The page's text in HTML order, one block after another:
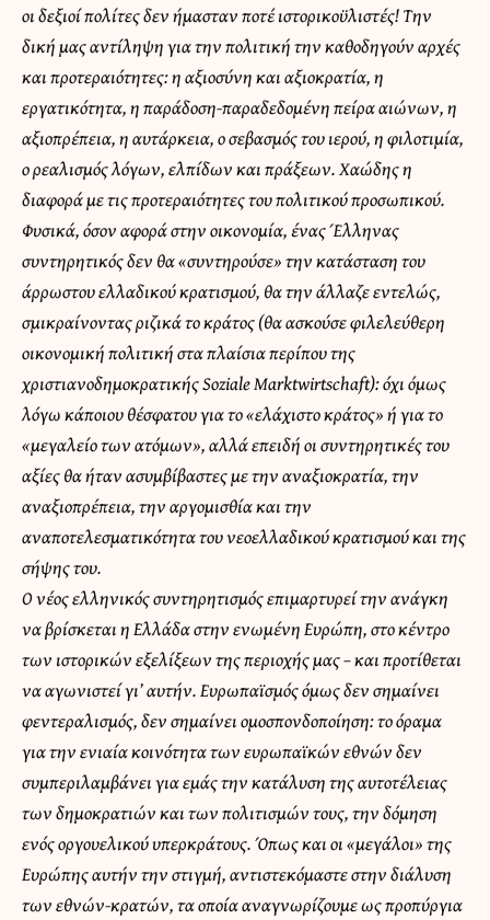
οι δεξιοί πολίτες δεν ήμασταν ποτέ ιστορικοϋλιστές! Την
δική μας αντίληψη για την πολιτική την καθοδηγούν αρχές
και προτεραιότητες: η αξιοσύνη και αξιοκρατία, η
εργατικότητα, η παράδοση-παραδεδομένη πείρα αιώνων, η
αξιοπρέπεια, η αυτάρκεια, ο σεβασμός του ιερού, η φιλοτιμία,
ο ρεαλισμός λόγων, ελπίδων και πράξεων. Χαώδης η
διαφορά με τις προτεραιότητες του πολιτικού προσωπικού.
Φυσικά, όσον αφορά στην οικονομία, ένας Έλληνας
συντηρητικός δεν θα «συντηρούσε» την κατάσταση του
άρρωστου ελλαδικού κρατισμού, θα την άλλαζε εντελώς,
σμικραίνοντας ριζικά το κράτος (θα ασκούσε φιλελεύθερη
οικονομική πολιτική στα πλαίσια περίπου της
χριστιανοδημοκρατικής Soziale Marktwirtschaft): όχι όμως
λόγω κάποιου θέσφατου για το «ελάχιστο κράτος» ή για το
«μεγαλείο των ατόμων», αλλά επειδή οι συντηρητικές του
αξίες θα ήταν ασυμβίβαστες με την αναξιοκρατία, την
αναξιοπρέπεια, την αργομισθία και την
αναποτελεσματικότητα του νεοελλαδικού κρατισμού και της
σήψης του.
Ο νέος ελληνικός συντηρητισμός επιμαρτυρεί την ανάγκη
να βρίσκεται η Ελλάδα στην ενωμένη Ευρώπη, στο κέντρο
των ιστορικών εξελίξεων της περιοχής μας – και προτίθεται
να αγωνιστεί γι’ αυτήν. Ευρωπαϊσμός όμως δεν σημαίνει
φεντεραλισμός, δεν σημαίνει ομοσπονδοποίηση: το όραμα
για την ενιαία κοινότητα των ευρωπαϊκών εθνών δεν
συμπεριλαμβάνει για εμάς την κατάλυση της αυτοτέλειας
των δημοκρατιών και των πολιτισμών τους, την δόμηση
ενός οργουελικού υπερκράτους. Όπως και οι «μεγάλοι» της
Ευρώπης αυτήν την στιγμή, αντιστεκόμαστε στην διάλυση
των εθνών-κρατών, τα οποία αναγνωρίζουμε ως προπύργια